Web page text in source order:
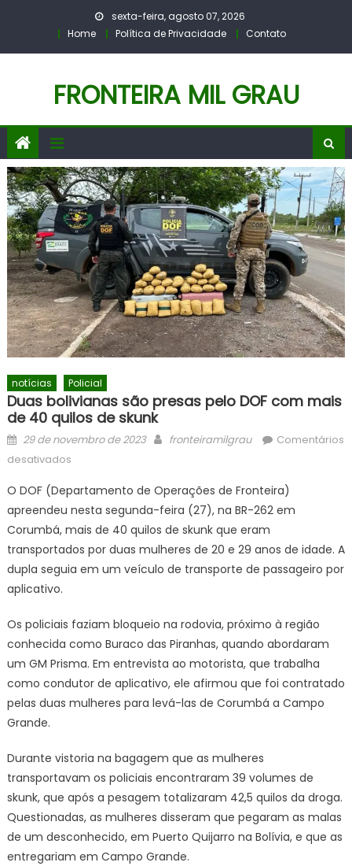
sexta-feira, agosto 07, 2026
Home
Política de Privacidade Contato
FRONTEIRA MIL GRAU
notícias Policial
Duas bolivianas são presas pelo DOF com mais
de 40 quilos de skunk
Posted
on
29 de novembro de 2023 Author
fronteiramilgrau
Comentários
desativadosem
bolivianas
são
presas
pelo
DOF
de
40
quilos
de
O DOF (Departamento de Operações de Fronteira)
apreendeu nesta segunda-feira (27), na BR-262 em
Corumbá, mais de 40 quilos de skunk que eram
transportados por duas mulheres de 20 e 29 anos de idade. A
dupla seguia em um veículo de transporte de passageiro por
aplicativo.
Os policiais faziam bloqueio na rodovia, próximo à região
conhecida como Buraco das Piranhas, quando abordaram
um GM Prisma. Em entrevista ao motorista, que trabalha
como condutor de aplicativo, ele afirmou que foi contratado
pelas duas mulheres para levá-las de Corumbá a Campo
Grande.
Durante vistoria na bagagem que as mulheres
transportavam os policiais encontraram 39 volumes de
skunk, que após a pesagem totalizaram 42,5 quilos da droga.
Questionadas, as mulheres disseram que pegaram as malas
de um desconhecido, em Puerto Quijarro na Bolívia, e que as
entregariam em Campo Grande.